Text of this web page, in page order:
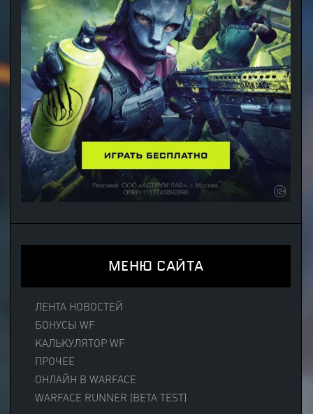
МЕНЮ САЙТА
ЛЕНТА НОВОСТЕЙ
БОНУСЫ WF
КАЛЬКУЛЯТОР WF
ПРОЧЕЕ
ОНЛАЙН В WARFACE
WARFACE RUNNER (BETA TEST)